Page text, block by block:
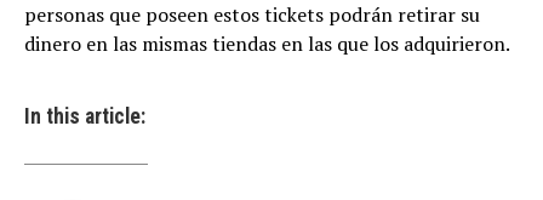
personas que poseen estos tickets podrán retirar su
dinero en las mismas tiendas en las que los adquirieron.
In this article: